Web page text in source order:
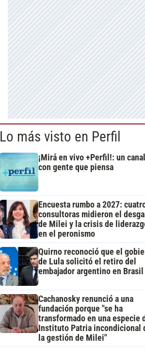
Lo más visto en Perfil
¡Mirá en vivo +Perfil!: un canal
con gente que piensa
Encuesta rumbo a 2027:
consultoras midieron el
de Milei y la crisis de
en el peronismo
Quirno reconoció que el
de Lula solicitó el retiro del
embajador argentino en Brasil
Cachanosky renunció a una
fundación porque "se ha
transformado en una especie
Instituto Patria incondicional
la gestión de Milei"